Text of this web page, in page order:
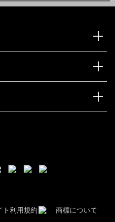
ト利用規約 商標について